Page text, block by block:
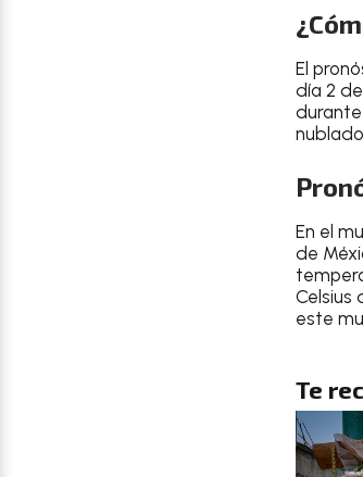
El
día 2
nublado
En el
de
Celsius
este
Te